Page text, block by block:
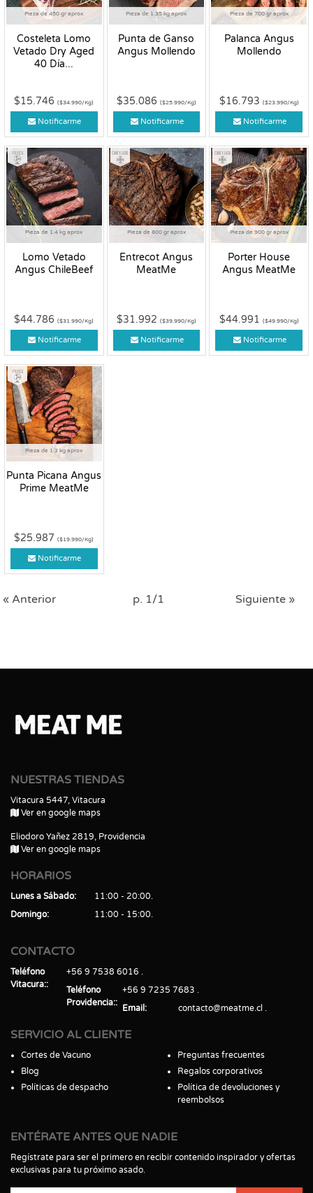
Pieza de 450 gr aprox
Costeleta Lomo
Vetado Dry Aged
40 Día...
$15.746($34.990/Kg)
Notificarme
Pieza de 1.35 kg aprox
Punta de Ganso
Angus Mollendo
$35.086 ($25.990/Kg)
Notificarme
Pieza de 700 gr aprox
Palanca Angus
Mollendo
$16.793 ($23.990/Kg)
Notificarme
Pieza de 1.4 kg aprox
Lomo Vetado
Angus ChileBeef
Fresco
$44.786($31.990/Kg)
Notificarme
Pieza de 800 gr aprox
Entrecot Angus
MeatMe
Congelado
$31.992 ($39.990/Kg)
Notificarme
Pieza de 900 gr aprox
Porter House
Angus MeatMe
Congelado
$44.991 ($49.990/Kg)
Notificarme
Pieza de 1.3 kg aprox
Punta Picana Angus
Prime MeatMe
Fresco
$25.987($19.990/Kg)
Notificarme
« Anterior p. 1/1 Siguiente »
NUESTRAS TIENDAS
Vitacura 5447, Vitacura
Ver en google maps
Eliodoro Yañez 2819, Providencia
Ver en google maps
HORARIOS
Lunes a Sábado
11:00 - 20:00
Domingo
11:00 - 15:00
CONTACTO
Teléfono
Vitacura:
+56 9 7538 6016
Teléfono
Providencia:
+56 9 7235 7683
Email
contacto@meatme.cl
SERVICIO AL CLIENTE
Cortes de Vacuno
Blog
Políticas de despacho
Preguntas frecuentes
Regalos corporativos
Política de devoluciones y
reembolsos
ENTÉRATE ANTES QUE NADIE
Regístrate para ser el primero en recibir contenido inspirador y ofertas
exclusivas para tu próximo asado.